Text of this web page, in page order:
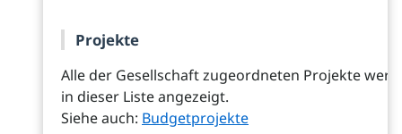
Projekte
Alle der Gesellschaft zugeordneten Projekte
in dieser Liste angezeigt.
Siehe auch: Budgetprojekte